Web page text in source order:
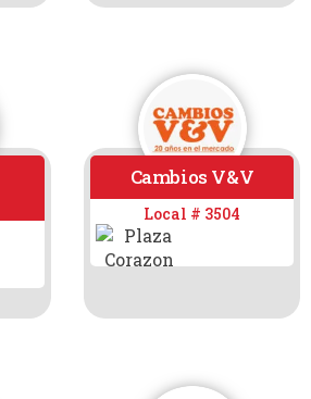
Cambios V&V
Local # 3504